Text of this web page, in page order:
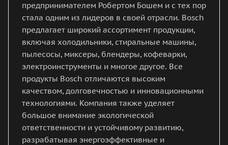
предпринимателем Робертом Бошем и с тех пор
стала одним из лидеров в своей отрасли. Bosch
предлагает широкий ассортимент продукции,
включая холодильники, стиральные машины,
пылесосы, миксеры, блендеры, кофеварки,
электроинструменты и многое другое. Все
продукты Bosch отличаются высоким
качеством, долговечностью и инновационными
технологиями. Компания также уделяет
большое внимание экологической
ответственности и устойчивому развитию,
разрабатывая энергоэффективные и